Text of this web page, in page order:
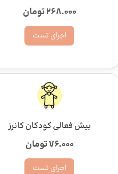
268.000 تومان
اجرای تست
بیش فعالی کودکان کانرز
76.000 تومان
اجرای تست